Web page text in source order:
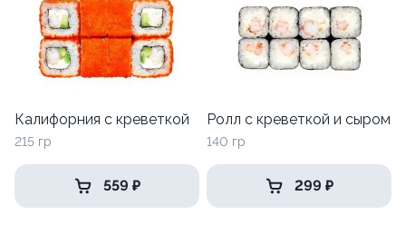
Калифорния с креветкой
215 гр
559 ₽
Ролл с креветкой и сыром
140 гр
299 ₽